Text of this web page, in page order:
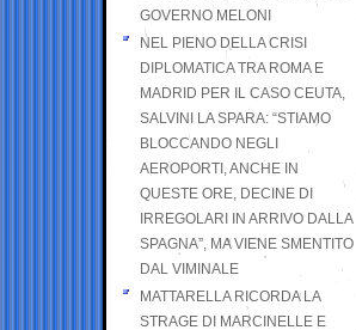
GOVERNO MELONI
NEL PIENO DELLA CRISI
DIPLOMATICA TRA ROMA E
MADRID PER IL CASO CEUTA,
SALVINI LA SPARA: “STIAMO
BLOCCANDO NEGLI
AEROPORTI, ANCHE IN
QUESTE ORE, DECINE DI
IRREGOLARI IN ARRIVO DALLA
SPAGNA”, MA VIENE SMENTITO
DAL VIMINALE
MATTARELLA RICORDA LA
STRAGE DI MARCINELLE E